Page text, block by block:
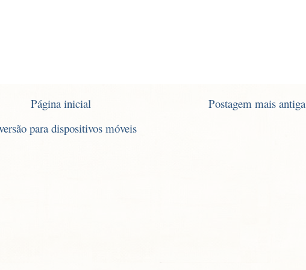
Postagem mais antiga
Página inicial
para dispositivos móveis